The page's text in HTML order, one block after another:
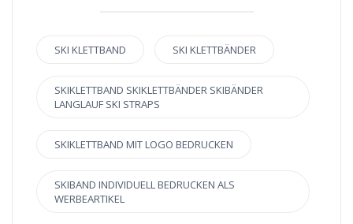
SKI KLETTBAND SKI KLETTBÄNDER
SKIKLETTBAND SKIKLETTBÄNDER SKIBÄNDER
LANGLAUF SKI STRAPS
SKIKLETTBAND MIT LOGO BEDRUCKEN
SKIBAND INDIVIDUELL BEDRUCKEN ALS
WERBEARTIKEL